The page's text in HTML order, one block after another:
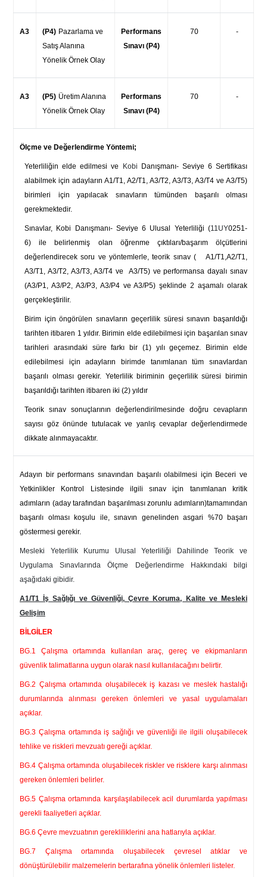
A3 (P4) Pazarlama ve
Satış Alanına
Yönelik Örnek Olay
Performans
Sınavı (P4)
70 -
A3 (P5) Üretim Alanına
Yönelik Örnek Olay
Performans
Sınavı (P4)
70 -
Ölçme ve Değerlendirme Yöntemi;
Yeterliliğin elde edilmesi ve Kobi Danışmanı- Seviye 6 Sertifikası
alabilmek için adayların A1/T1, A2/T1, A3/T2, A3/T3, A3/T4 ve A3/T5)
birimleri için yapılacak sınavların tümünden başarılı olması
gerekmektedir.
Sınavlar, Kobi Danışmanı- Seviye 6 Ulusal Yeterliliği (11UY0251-
6) ile belirlenmiş olan öğrenme çıktıları/başarım ölçütlerini
değerlendirecek soru ve yöntemlerle, teorik sınav (
A1/T1,A2/T1,
A3/T1, A3/T2, A3/T3, A3/T4 ve A3/T5) ve performansa dayalı sınav
(A3/P1, A3/P2, A3/P3, A3/P4 ve A3/P5) şeklinde 2 aşamalı olarak
gerçekleştirilir.
Birim için öngörülen sınavların geçerlilik süresi sınavın başarıldığı
tarihten itibaren 1 yıldır. Birimin elde edilebilmesi için başarılan sınav
tarihleri arasındaki süre farkı bir (1) yılı geçemez. Birimin elde
edilebilmesi için adayların birimde tanımlanan tüm sınavlardan
başarılı olması gerekir. Yeterlilik biriminin geçerlilik süresi birimin
başarıldığı tarihten itibaren iki (2) yıldır
Teorik sınav sonuçlarının değerlendirilmesinde doğru cevapların
sayısı göz önünde tutulacak ve yanlış cevaplar değerlendirmede
dikkate alınmayacaktır.
Adayın bir performans sınavından başarılı olabilmesi için Beceri ve
Yetkinlikler Kontrol Listesinde ilgili sınav için tanımlanan kritik
adımların (aday tarafından başarılması zorunlu adımların)tamamından
başarılı olması koşulu ile, sınavın genelinden asgari %70 başarı
göstermesi gerekir.
Mesleki Yeterlilik Kurumu Ulusal Yeterliliği Dahilinde Teorik ve
Uygulama Sınavlarında Ölçme Değerlendirme Hakkındaki bilgi
aşağıdaki gibidir.
A1/T1 İş Sağlığı ve Güvenliği, Çevre Koruma, Kalite ve Mesleki
Gelişim
BİLGİLER
BG.1 Çalışma ortamında kullanılan araç, gereç ve ekipmanların
güvenlik talimatlarına uygun olarak nasıl kullanılacağını belirtir.
BG.2 Çalışma ortamında oluşabilecek iş kazası ve meslek hastalığı
durumlarında alınması gereken önlemleri ve yasal uygulamaları
açıklar.
BG.3 Çalışma ortamında iş sağlığı ve güvenliği ile ilgili oluşabilecek
tehlike ve riskleri mevzuatı gereği açıklar.
BG.4 Çalışma ortamında oluşabilecek riskler ve risklere karşı alınması
gereken önlemleri belirler.
BG.5 Çalışma ortamında karşılaşılabilecek acil durumlarda yapılması
gerekli faaliyetleri açıklar.
BG.6 Çevre mevzuatının gerekliliklerini ana hatlarıyla açıklar.
BG.7 Çalışma ortamında oluşabilecek çevresel atıklar ve
dönüştürülebilir malzemelerin bertarafına yönelik önlemleri listeler.